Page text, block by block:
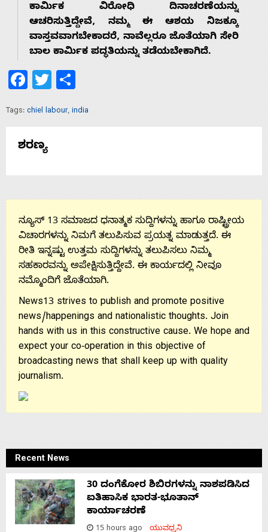
Contact
Us
ಕಾರ್ಮಿಕ ವಿರೋಧಿ ದಿನಾಚರಣೆಯನ್ನು
ಆಚರಿಸುತ್ತಿದ್ದೇವೆ, ನಮ್ಮ ಈ ಆಶಯ ನಿಜಕ್ಕೂ
ವಾಸ್ತವವಾಗಬೇಕಾದರೆ, ನಾವೆಲ್ಲರೂ ಜೊತೆಯಾಗಿ ಸೇರಿ
ಬಾಲ ಕಾರ್ಮಿಕ ಪದ್ಧತಿಯನ್ನು ತಡೆಯಬೇಕಾಗಿದೆ.
Facebook
Twitter
Tags: chiel labour, india
ಶರಣ್ಯ
ನ್ಯೂಸ್ 13 ಸಮಾಜದ ಧನಾತ್ಮಕ ಸುದ್ದಿಗಳನ್ನು ಹಾಗೂ ರಾಷ್ಟ್ರೀಯ
ವಿಚಾರಗಳನ್ನು ನಿಮಗೆ ತಲುಪಿಸುವ ಪ್ರಯತ್ನ ಮಾಡುತ್ತದೆ. ಈ
ರೀತಿ ಇನ್ನಷ್ಟು ಉತ್ತಮ ಸುದ್ದಿಗಳನ್ನು ತಲುಪಿಸಲು ನಿಮ್ಮ
ಸಹಕಾರವನ್ನು ಅಪೇಕ್ಷಿಸುತ್ತಿದ್ದೇವೆ. ಈ ಕಾರ್ಯದಲ್ಲಿ ನೀವೂ
ನಮ್ಮೊಂದಿಗೆ ಜೊತೆಯಾಗಿ.
News13 strives to publish and promote positive
news/happenings and nationalistic thoughts. Join
hands with us in this constructive cause. We hope and
expect your co-operation in this objective of
broadcasting news that shall keep up with quality
journalism.
Recent News
30 ದಂಗೆಕೋರ ಶಿಬಿರಗಳನ್ನು ನಾಶಪಡಿಸಿದ
ಐತಿಹಾಸಿಕ ಭಾರತ-ಭೂತಾನ್
ಕಾರ್ಯಾಚರಣೆ
15 hours ago ಯುವಧ್ವನಿ